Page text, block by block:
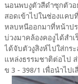
นอนพบงูตัวสีดำซุกตัว
สอดเข้าไปในช่องแคบ
หลบหนีออกมาที่หน้าป
บ่วงมาคล้องคองูได้สำ
ได้จับตัวงูสิงห์ไปใส่กร
แหล่งธรรมชาติต่อไป
ข 3 - 398/1 เพื่อนำไป